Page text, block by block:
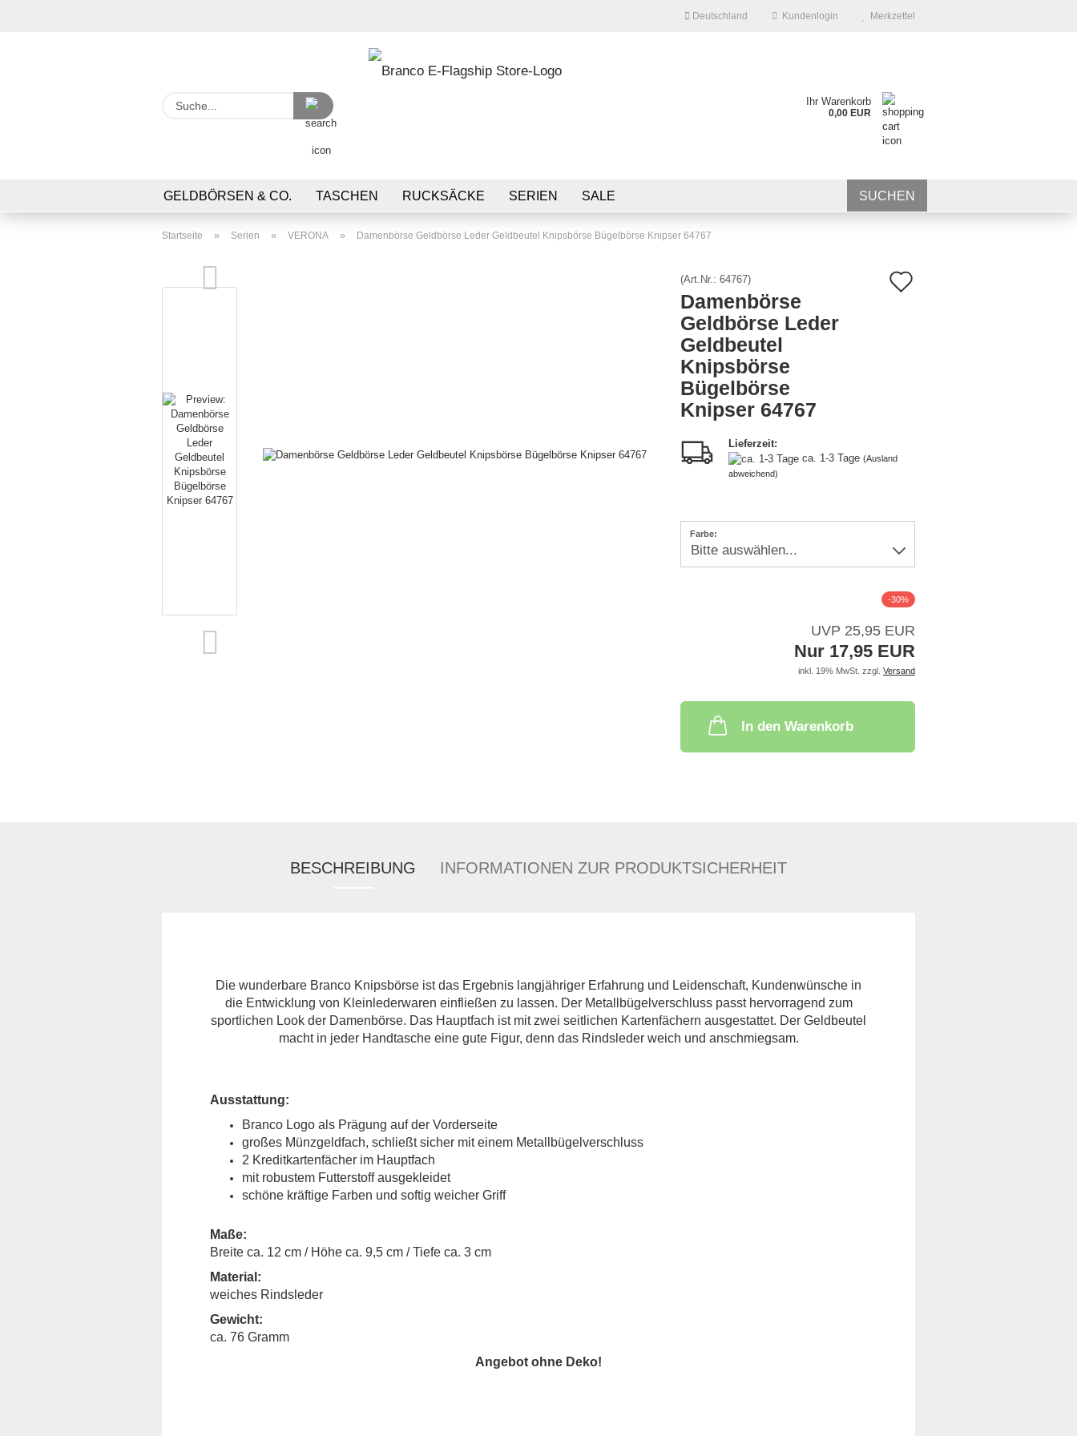
Deutschland Kundenlogin
Konto erstellen
Merkzettel
Suche... Ihr Warenkorb
0,00 EUR
GELDBÖRSEN & CO. TASCHEN RUCKSÄCKE SERIEN SALE SUCHEN
Startseite » Serien » VERONA » Damenbörse Geldbörse Leder Geldbeutel Knipsbörse Bügelbörse Knipser 64767
(Art.Nr.: 64767)
Damenbörse
Geldbörse Leder
Geldbeutel
Knipsbörse
Bügelbörse
Knipser 64767
Lieferzeit:
ca. 1-3 Tage (Ausland
abweichend)
Farbe:
-30%
UVP 25,95 EUR
Nur 17,95 EUR
inkl. 19% MwSt. zzgl. Versand
In den Warenkorb
BESCHREIBUNG INFORMATIONEN ZUR PRODUKTSICHERHEIT
Die wunderbare Branco Knipsbörse ist das Ergebnis langjähriger Erfahrung und Leidenschaft, Kundenwünsche in
die Entwicklung von Kleinlederwaren einfließen zu lassen. Der Metallbügelverschluss passt hervorragend zum
sportlichen Look der Damenbörse. Das Hauptfach ist mit zwei seitlichen Kartenfächern ausgestattet. Der Geldbeutel
macht in jeder Handtasche eine gute Figur, denn das Rindsleder weich und anschmiegsam.
Ausstattung:
Branco Logo als Prägung auf der Vorderseite
großes Münzgeldfach, schließt sicher mit einem Metallbügelverschluss
2 Kreditkartenfächer im Hauptfach
mit robustem Futterstoff ausgekleidet
schöne kräftige Farben und softig weicher Griff
Maße:
Breite ca. 12 cm / Höhe ca. 9,5 cm / Tiefe ca. 3 cm
Material:
weiches Rindsleder
Gewicht:
ca. 76 Gramm
Angebot ohne Deko!